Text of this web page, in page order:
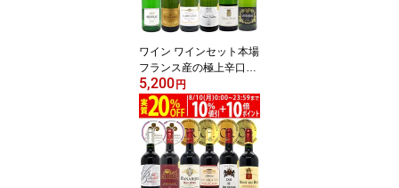
ワイン ワインセット本場
フランス産の極上辛口ス
パークリングワイン6本
セット 送料無料 飲み比
べセット ギフト ^W0A5I
7SE^
5,200 円